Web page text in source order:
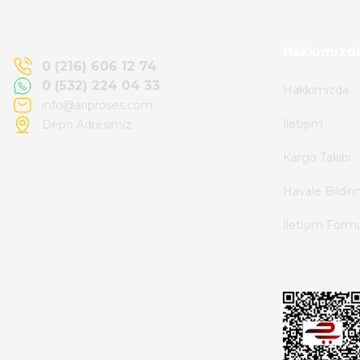
Alışveriş süreci de hızlı ve problemsiz geçti.
Kemal Toktaş | 20/06/2026
Havale ile odeme yaptim ve tedirgindim ama
Paketleme çok profesyonelce yapılmıştı ürün
0 (216) 606 12 74
0 (532) 224 04 33
info@ariproses.com
Depo Adresimiz
Hakkımızda
İletişim
Kargo Takibi
Havale
İletişim